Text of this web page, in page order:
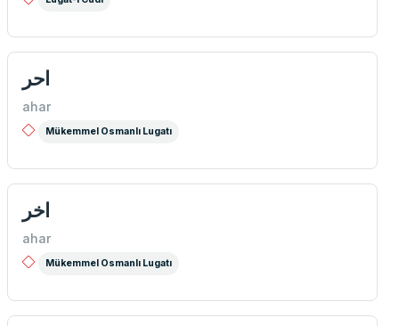
احر
ahar
Mükemmel Osmanlı Lugatı
اخر
ahar
Mükemmel Osmanlı Lugatı